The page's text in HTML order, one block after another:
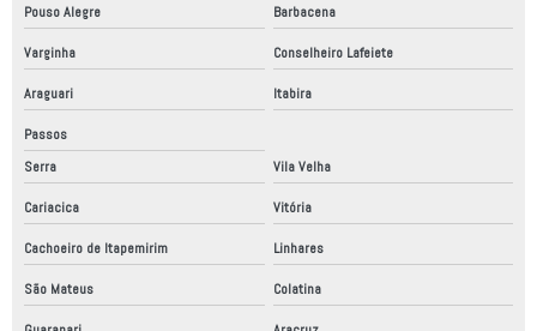
Laudo de conformidade nr12
Laudo de conformidade técnica
Linha de montagem automatizada
Linha de produção automação industrial
Linha de produção automatizada
Linha de produção robotizada
Máquinas automação industrial
Pouso Alegre Barbacena
Varginha Conselheiro Lafeiete
Araguari Itabira
Passos
Serra
Vila Velha
Cariacica Vitória
Cachoeiro de Itapemirim Linhares
São Mateus Colatina